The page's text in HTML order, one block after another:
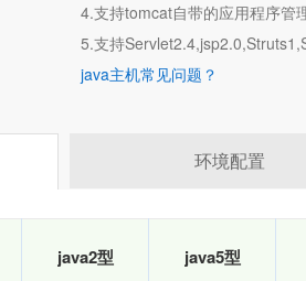
4.支持tomcat自带的应用程序
5.支持
java主机常见问题？
环境配置
java2型 java5型